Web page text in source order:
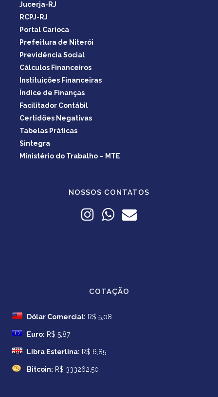
Jucerja-RJ
RCPJ-RJ
Portal Carioca
Prefeitura de Niterói
Previdência Social
Cálculos Financeiros
Instituições Financeiras
Índice de Finanças
Facilitador Contábil
Certidões Negativas
Tabelas Práticas
Sintegra
Ministério do Trabalho – MTE
NOSSOS CONTATOS
COTAÇÃO
Dólar Comercial: R$ 5,08
Euro: R$ 5,87
Libra Esterlina: R$ 6,85
Bitcoin: R$ 333262,50